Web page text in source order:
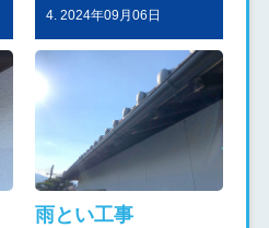
4. 2024年09月06日
雨とい工事